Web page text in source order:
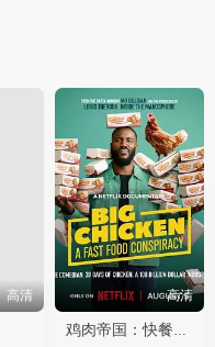
高清 高清
鸡肉帝国：快餐阴谋